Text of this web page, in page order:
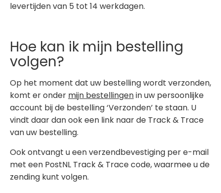
levertijden van 5 tot 14 werkdagen.
Hoe kan ik mijn bestelling
volgen?
Op het moment dat uw bestelling wordt verzonden,
komt er onder mijn bestellingenin uw persoonlijke
account bij de bestelling ‘Verzonden’ te staan. U
vindt daar dan ook een link naar de Track & Trace
van uw bestelling.
Ook ontvangt u een verzendbevestiging per e-mail
met een PostNL Track & Trace code, waarmee u de
zending kunt volgen.